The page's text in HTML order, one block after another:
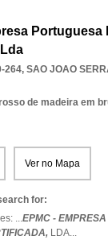
Portuguesa
264, SAO JOAO
de madeira em
Ver no Mapa
for:
...EPMC -
LDA...